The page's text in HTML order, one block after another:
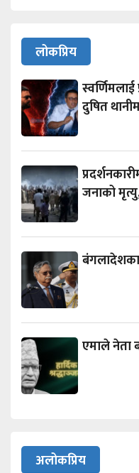
लोकप्रिय
स्वर्णिमलाई
दुषित
जनाको
बंगलादेशका
एमाले नेता
अलोकप्रिय